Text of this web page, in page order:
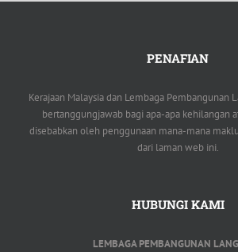
PENAFIAN
Kerajaan Malaysia dan Lembaga Pembangunan
bertanggungjawab bagi apa-apa kehilangan
disebabkan oleh penggunaan mana-mana
dari laman web ini.
HUBUNGI KAMI
LEMBAGA PEMBANGUNAN